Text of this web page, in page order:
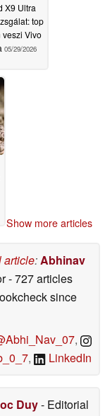
X9 Ultra
top
veszi Vivo
05/29/2026
Show more articles
article:Abhinav
- 727 articles
since
,
, LinkedIn
Duy- Editorial